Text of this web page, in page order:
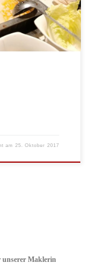
am 25. Oktober 2017
unserer Maklerin